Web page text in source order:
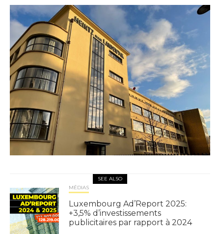
SEE ALSO
MÉDIAS
Luxembourg Ad’Report 2025:
+3,5% d’investissements
publicitaires par rapport à 2024